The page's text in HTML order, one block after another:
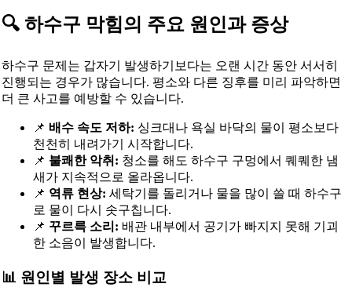
🔍 하수구 막힘의 주요 원인과 증상
하수구 문제는 갑자기 발생하기보다는 오랜 시간 동안 서서히
진행되는 경우가 많습니다. 평소와 다른 징후를 미리 파악하면
더 큰 사고를 예방할 수 있습니다.
📌 배수 속도 저하: 싱크대나 욕실 바닥의 물이 평소보다
천천히 내려가기 시작합니다.
📌 불쾌한 악취: 청소를 해도 하수구 구멍에서 퀘퀘한 냄
새가 지속적으로 올라옵니다.
📌 역류 현상: 세탁기를 돌리거나 물을 많이 쓸 때 하수구
로 물이 다시 솟구칩니다.
📌 꾸르륵 소리: 배관 내부에서 공기가 빠지지 못해 기괴
한 소음이 발생합니다.
📊 원인별 발생 장소 비교